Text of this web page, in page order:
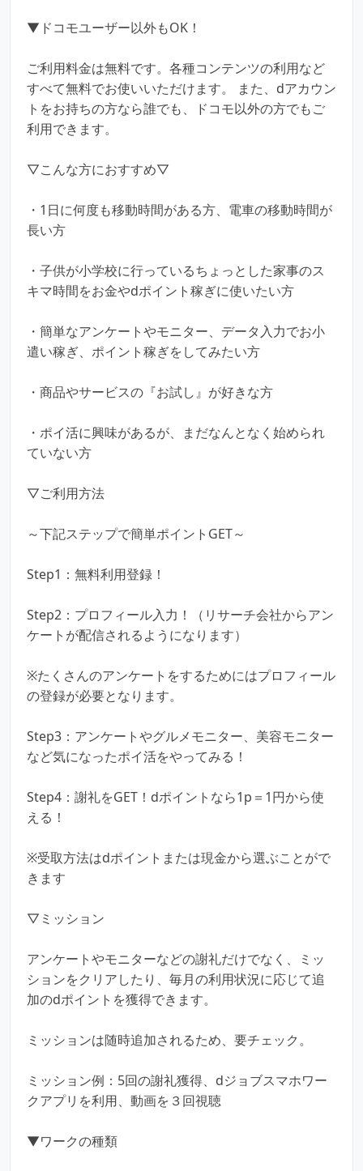
▼ドコモユーザー以外もOK！
ご利用料金は無料です。各種コンテンツの利用など
すべて無料でお使いいただけます。 また、dアカウン
トをお持ちの方なら誰でも、ドコモ以外の方でもご
利用できます。
▽こんな方におすすめ▽
・1日に何度も移動時間がある方、電車の移動時間が
長い方
・子供が小学校に行っているちょっとした家事のス
キマ時間をお金やdポイント稼ぎに使いたい方
・簡単なアンケートやモニター、データ入力でお小
遣い稼ぎ、ポイント稼ぎをしてみたい方
・商品やサービスの『お試し』が好きな方
・ポイ活に興味があるが、まだなんとなく始められ
ていない方
▽ご利用方法
～下記ステップで簡単ポイントGET～
Step1：無料利用登録！
Step2：プロフィール入力！（リサーチ会社からアン
ケートが配信されるようになります）
※たくさんのアンケートをするためにはプロフィール
の登録が必要となります。
Step3：アンケートやグルメモニター、美容モニター
など気になったポイ活をやってみる！
Step4：謝礼をGET！dポイントなら1p＝1円から使
える！
※受取方法はdポイントまたは現金から選ぶことがで
きます
▽ミッション
アンケートやモニターなどの謝礼だけでなく、ミッ
ションをクリアしたり、毎月の利用状況に応じて追
加のdポイントを獲得できます。
ミッションは随時追加されるため、要チェック。
ミッション例：5回の謝礼獲得、dジョブスマホワー
クアプリを利用、動画を３回視聴
▼ワークの種類